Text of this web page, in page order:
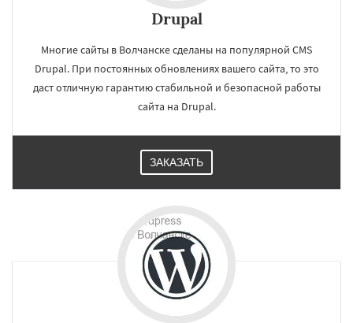
Новая Ляля Новоуральск
Североуральск Серов Среднеуральск
Сухой Лог Сысерть Тавда Талица
Drupal
Многие сайты в Волчанске сделаны на популярной CMS
Drupal. При постоянных обновлениях вашего сайта, то это
даст отличную гарантию стабильной и безопасной работы
сайта на Drupal.
ЗАКАЗАТЬ